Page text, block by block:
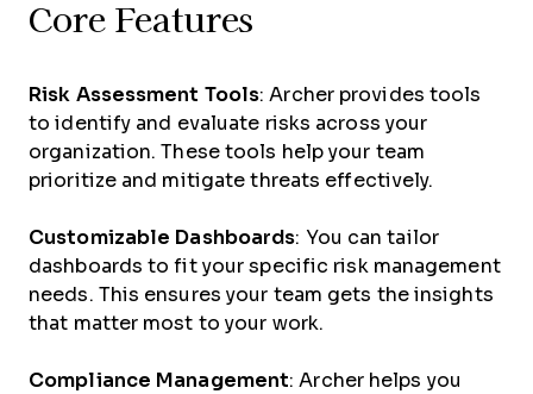
Core Features
Risk Assessment Tools: Archer provides tools
to identify and evaluate risks across your
organization. These tools help your team
prioritize and mitigate threats effectively.
Customizable Dashboards: You can tailor
dashboards to fit your specific risk management
needs. This ensures your team gets the insights
that matter most to your work.
Compliance Management: Archer helps you